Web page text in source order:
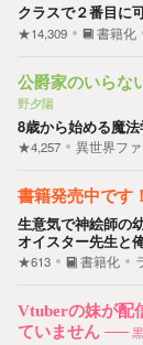
クラスで２番目に
★14,309 書籍化
公爵家のいらな
野夕陽
8歳から始める魔
★4,257 異世界フ
書籍発売中です
生意気で神絵師の
オイスター先生と
★613 書籍化
Vtuberの妹が配
ていません